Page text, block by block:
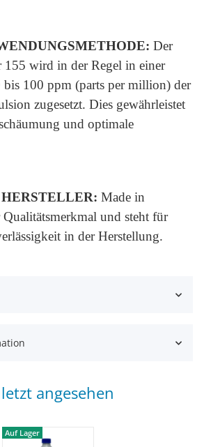
Der
155 wird in der Regel in einer
100 ppm (parts per million) der
zugesetzt. Dies gewährleistet
und optimale
Made in
und steht für
in der Herstellung.
angesehen
Auf Lager